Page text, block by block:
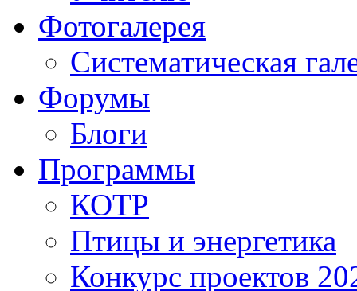
Фотогалерея
Систематическая
Форумы
Блоги
Программы
КОТР
Птицы и энергетика
Конкурс проектов